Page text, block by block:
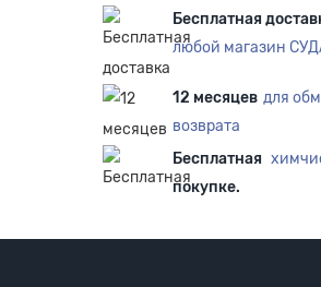
Бесплатная
любой магазин
12 месяцев для
возврата
Бесплатная
покупке.